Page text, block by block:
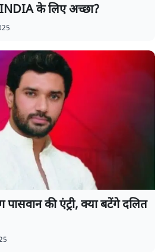
के लिए अच्छा?
पासवान की एंट्री, क्या बटेंगे दलित